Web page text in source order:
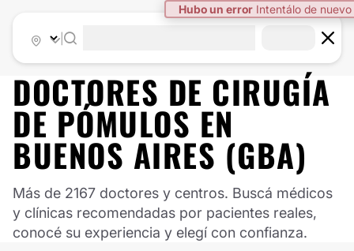
DOCTORES DE CIRUGÍA
DE PÓMULOS EN
BUENOS AIRES (GBA)
Más de 2167 doctores y centros. Buscá médicos
y clínicas recomendadas por pacientes reales,
conocé su experiencia y elegí con confianza.